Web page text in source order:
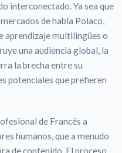
interconectado. Ya sea que
de habla Polaco,
aprendizaje multilingües o
una audiencia global, la
la brecha entre su
potenciales que prefieren
de Francés a
humanos, que a menudo
de contenido. El proceso